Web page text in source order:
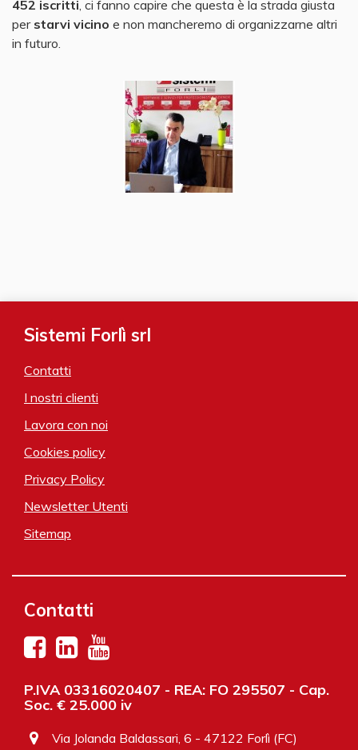
452 iscritti, ci fanno capire che questa è la strada giusta
per starvi vicino e non mancheremo di organizzarne altri
in futuro.
Sistemi Forlì srl
Contatti
I nostri clienti
Lavora con noi
Cookies policy
Privacy Policy
Newsletter Utenti
Sitemap
Contatti
P.IVA 03316020407 - REA: FO 295507 - Cap.
Soc. € 25.000 iv
Via Jolanda Baldassari, 6 - 47122 Forlì (FC)